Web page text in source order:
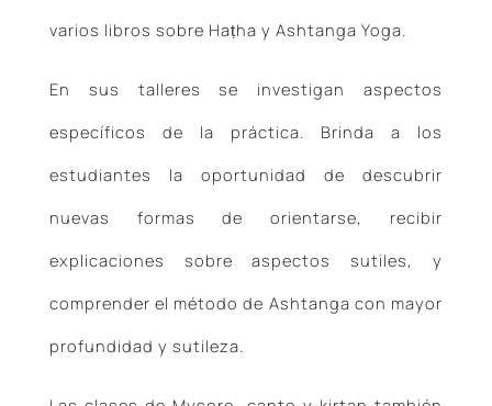
varios libros sobre Haṭha y Ashtanga Yoga.
En sus talleres se investigan aspectos
específicos de la práctica. Brinda a los
estudiantes la oportunidad de descubrir
nuevas formas de orientarse, recibir
explicaciones sobre aspectos sutiles, y
comprender el método de Ashtanga con mayor
profundidad y sutileza.